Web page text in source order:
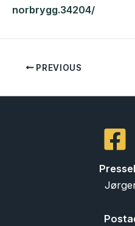
norbrygg.34204/
PREVIOUS